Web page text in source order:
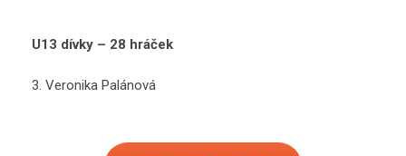
U13 dívky – 28 hráček
3. Veronika Palánová